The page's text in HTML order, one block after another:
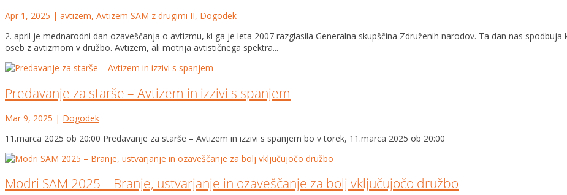
Apr 1, 2025 | avtizem, Avtizem SAM z drugimi II, Dogodek
2. april je mednarodni dan ozaveščanja o avtizmu, ki ga je leta 2007 razglasila Generalna skupščina Združenih narodov. Ta dan nas
oseb z avtizmom v družbo. Avtizem, ali motnja avtističnega spektra...
Predavanje za starše – Avtizem in izzivi s spanjem
Mar 9, 2025 | Dogodek
11.marca 2025 ob 20:00 Predavanje za starše – Avtizem in izzivi s spanjem bo v torek, 11.marca 2025 ob 20:00
Modri SAM 2025 – Branje, ustvarjanje in ozaveščanje za bolj vključujočo družbo